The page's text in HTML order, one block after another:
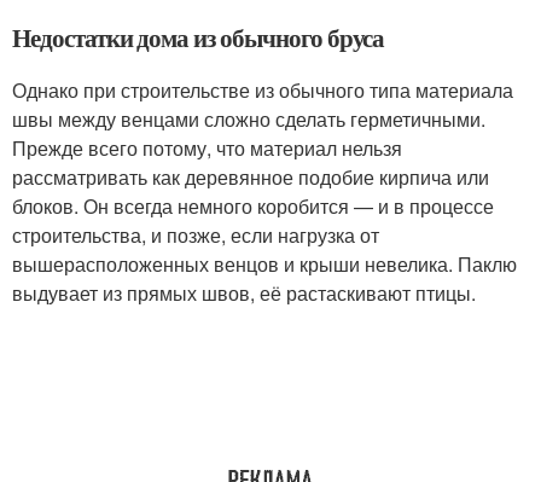
Недостатки дома из обычного бруса
Однако при строительстве из обычного типа материала
швы между венцами сложно сделать герметичными.
Прежде всего потому, что материал нельзя
рассматривать как деревянное подобие кирпича или
блоков. Он всегда немного коробится — и в процессе
строительства, и позже, если нагрузка от
вышерасположенных венцов и крыши невелика. Паклю
выдувает из прямых швов, её растаскивают птицы.